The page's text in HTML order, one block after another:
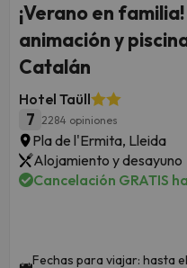
¡Verano en
animación y
Catalán
Hotel Taüll
7 2284 opiniones
Pla de l'Ermita, Lleida
Alojamiento y desayuno
Cancelación GRATIS
Fechas para viajar: hasta